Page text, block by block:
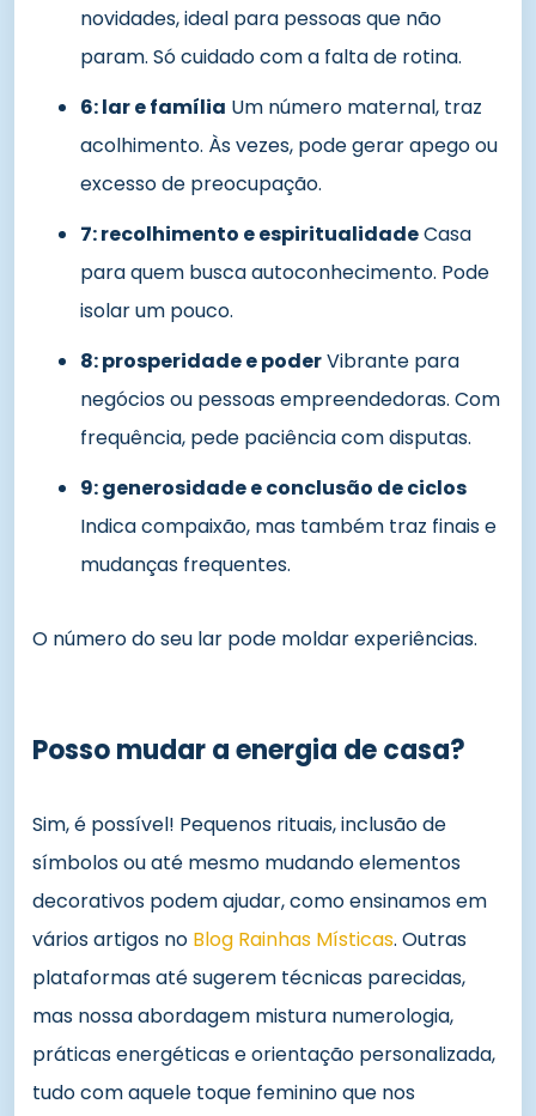
novidades, ideal para pessoas que não
param. Só cuidado com a falta de rotina.
6: lar e família Um número maternal, traz
acolhimento. Às vezes, pode gerar apego ou
excesso de preocupação.
7: recolhimento e espiritualidadeCasa
para quem busca autoconhecimento. Pode
isolar um pouco.
8: prosperidade e poderVibrante para
negócios ou pessoas empreendedoras. Com
frequência, pede paciência com disputas.
9: generosidade e conclusão de ciclos
Indica compaixão, mas também traz finais e
mudanças frequentes.
O número do seu lar pode moldar experiências.
Posso mudar a energia de casa?
Sim, é possível! Pequenos rituais, inclusão de
símbolos ou até mesmo mudando elementos
decorativos podem ajudar, como ensinamos em
vários artigos no Blog Rainhas Místicas. Outras
plataformas até sugerem técnicas parecidas,
mas nossa abordagem mistura numerologia,
práticas energéticas e orientação personalizada,
tudo com aquele toque feminino que nos